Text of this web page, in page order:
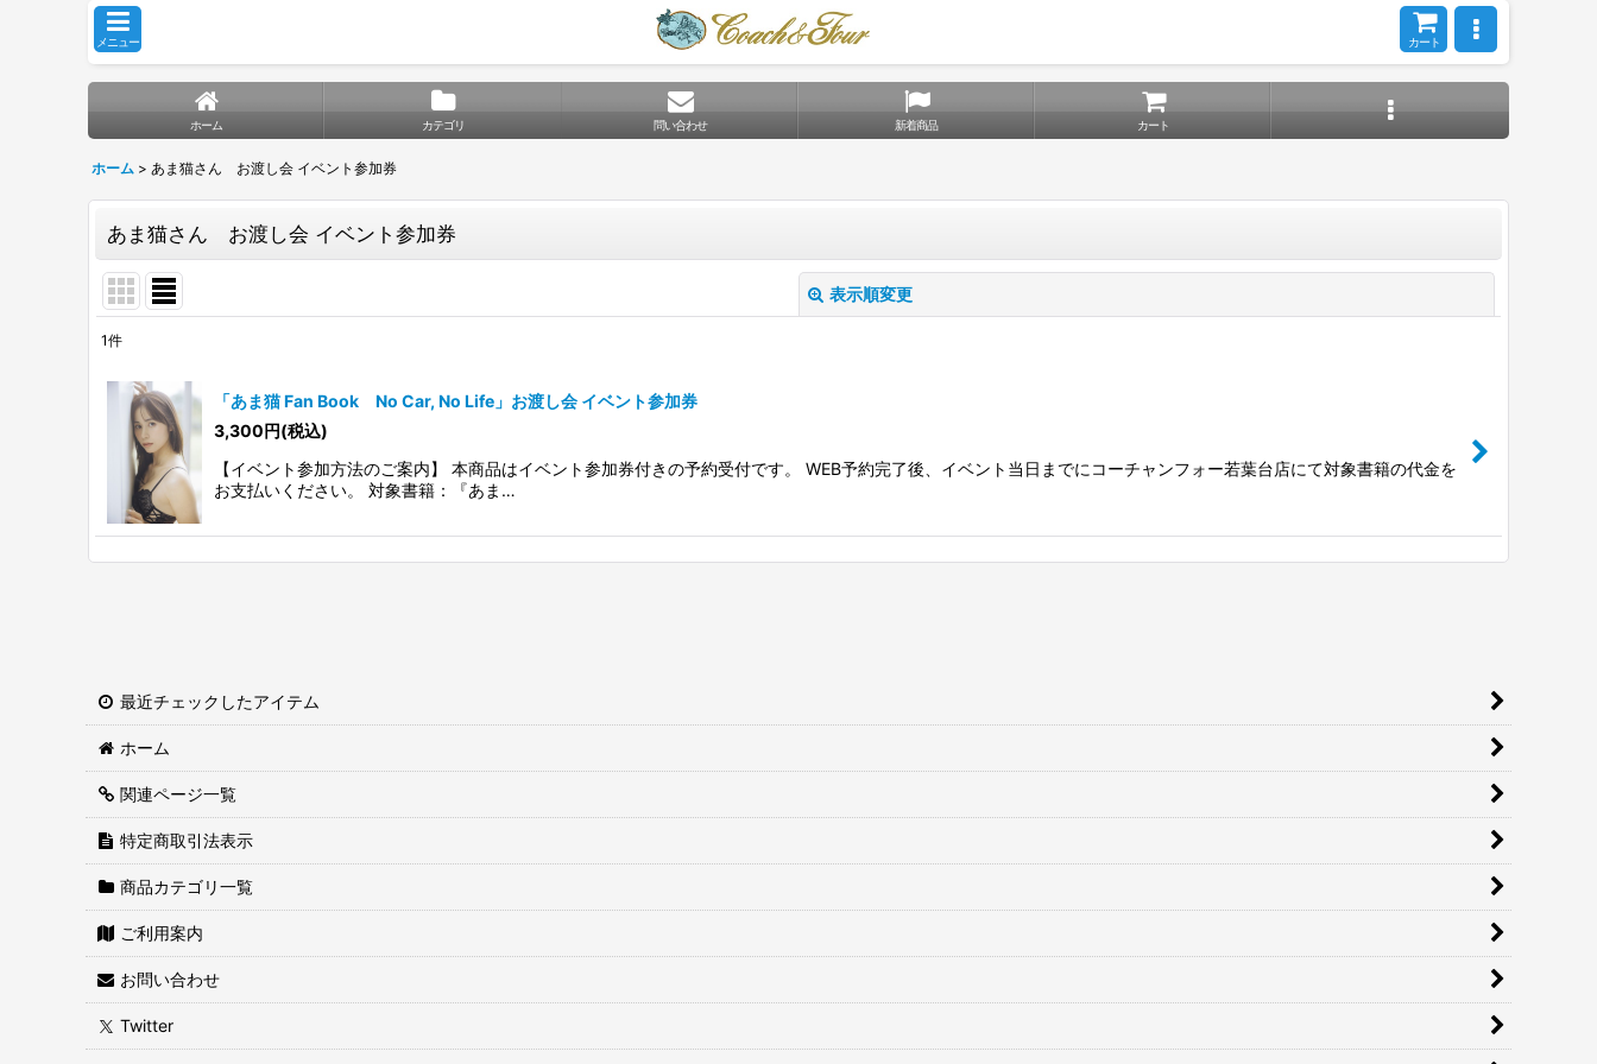
メニュー カート
ホーム カテゴリ 問い合わせ 新着商品 カート
ホーム > あま猫さん お渡し会 イベント参加券
あま猫さん お渡し会 イベント参加券
表示順変更
並び順:
1件
「あま猫 Fan Book No Car, No Life」お渡し会 イベント参加券
3,300円(税込)
【イベント参加方法のご案内】 本商品はイベント参加券付きの予約受付です。 WEB予約完了後、イベント当日までにコーチャンフォー若葉台店にて対象書籍の代金を
お支払いください。 対象書籍：『あま…
最近チェックしたアイテム
ホーム
関連ページ一覧
特定商取引法表示
商品カテゴリ一覧
ご利用案内
お問い合わせ
Twitter